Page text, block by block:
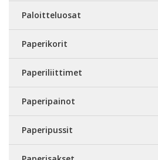
Paloitteluosat
Paperikorit
Paperiliittimet
Paperipainot
Paperipussit